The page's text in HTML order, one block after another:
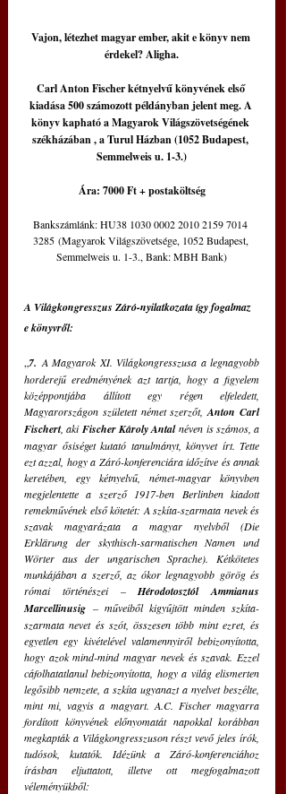
Vajon, létezhet magyar ember, akit e könyv nem
érdekel? Aligha.
Carl Anton Fischer kétnyelvű könyvének első
kiadása 500 számozott példányban jelent meg. A
könyv kapható a Magyarok Világszövetségének
székházában , a Turul Házban (1052 Budapest,
Semmelweis u. 1-3.)
Ára: 7000 Ft + postaköltség
Bankszámlánk: HU38 1030 0002 2010 2159 7014
3285 (Magyarok Világszövetsége, 1052 Budapest,
Semmelweis u. 1-3., Bank: MBH Bank)
A Világkongresszus Záró-nyilatkozata így fogalmaz
e könyvről:
„7. A Magyarok XI. Világkongresszusa a legnagyobb
horderejű eredményének azt tartja, hogy a figyelem
középpontjába állított egy régen elfeledett,
Magyarországon született német szerzőt, Anton Carl
Fischert, aki Fischer Károly Antal néven is számos, a
magyar ősiséget kutató tanulmányt, könyvet írt. Tette
ezt azzal, hogy a Záró-konferenciára időzítve és annak
keretében, egy kétnyelvű, német-magyar könyvben
megjelentette a szerző 1917-ben Berlinben kiadott
remekművének első kötetét: A szkíta-szarmata nevek és
szavak magyarázata a magyar nyelvből (Die
Erklärung der skythisch-sarmatischen Namen und
Wörter aus der ungarischen Sprache). Kétkötetes
munkájában a szerző, az ókor legnagyobb görög és
római történészei – Hérodotosztól Ammianus
Marcellinusig – műveiből kigyűjtött minden szkíta-
szarmata nevet és szót, összesen több mint ezret, és
egyetlen egy kivételével valamennyiről bebizonyította,
hogy azok mind-mind magyar nevek és szavak. Ezzel
cáfolhatatlanul bebizonyította, hogy a világ elismerten
legősibb nemzete, a szkíta ugyanazt a nyelvet beszélte,
mint mi, vagyis a magyart. A.C. Fischer magyarra
fordított könyvének előnyomatát napokkal korábban
megkapták a Világkongresszuson részt vevő jeles írók,
tudósok, kutatók. Idézünk a Záró-konferenciához
írásban eljuttatott, illetve ott megfogalmazott
véleményükből: